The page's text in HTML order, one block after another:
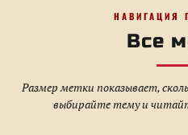
НАВИГАЦИЯ
Все
Размер метки показывает,
выбирайте тему и